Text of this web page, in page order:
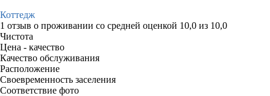
Коттедж
1 отзыв о проживании со средней оценкой 10,0 из 10,0
Чистота
Цена - качество
Качество обслуживания
Расположение
Своевременность заселения
Соответствие фото